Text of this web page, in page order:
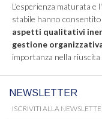
L'esperienza maturata e
stabile hanno consentito
aspetti qualitativi
gestione
importanza nella
NEWSLETTER
ISCRIVITI ALLA